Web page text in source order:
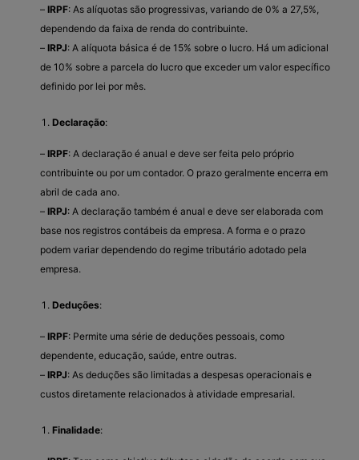
– IRPF: As alíquotas são progressivas, variando de 0% a 27,5%,
dependendo da faixa de renda do contribuinte.
– IRPJ: A alíquota básica é de 15% sobre o lucro. Há um adicional
de 10% sobre a parcela do lucro que exceder um valor específico
definido por lei por mês.
Declaração:
– IRPF: A declaração é anual e deve ser feita pelo próprio
contribuinte ou por um contador. O prazo geralmente encerra em
abril de cada ano.
– IRPJ: A declaração também é anual e deve ser elaborada com
base nos registros contábeis da empresa. A forma e o prazo
podem variar dependendo do regime tributário adotado pela
empresa.
Deduções:
– IRPF: Permite uma série de deduções pessoais, como
dependente, educação, saúde, entre outras.
– IRPJ: As deduções são limitadas a despesas operacionais e
custos diretamente relacionados à atividade empresarial.
Finalidade: